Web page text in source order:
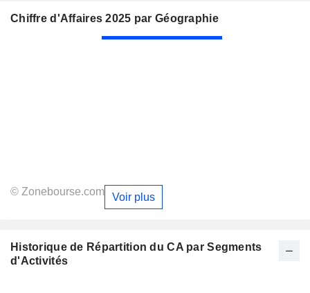
Chiffre d'Affaires 2025 par Géographie
© Zonebourse.com Voir plus
Historique de Répartition du CA par Segments
d'Activités